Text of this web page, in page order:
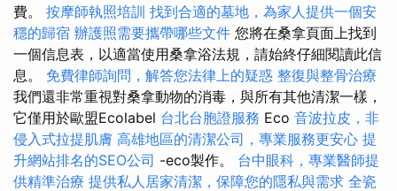
費。 按摩師執照培訓 找到合適的墓地，為家人提供一個安
穩的歸宿 辦護照需要攜帶哪些文件 您將在桑拿頁面上找到
一個信息表，以適當使用桑拿浴法規，請始終仔細閱讀此信
息。 免費律師詢問，解答您法律上的疑惑 整復與整骨治療
我們還非常重視對桑拿動物的消毒，與所有其他清潔一樣，
它僅用於歐盟Ecolabel 台北台胞證服務 Eco 音波拉皮，非
侵入式拉提肌膚 高雄地區的清潔公司，專業服務更安心 提
升網站排名的SEO公司 -eco製作。 台中眼科，專業醫師提
供精準治療 提供私人居家清潔，保障您的隱私與需求 全瓷